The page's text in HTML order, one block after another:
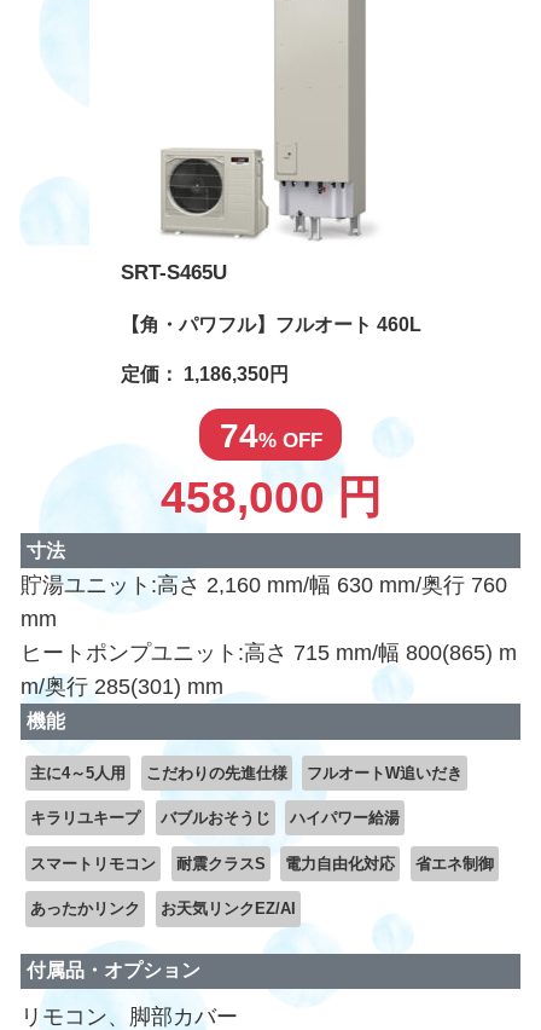
SRT-S465U
【角・パワフル】フルオート 460L
定価： 1,186,350円
74% OFF
458,000 円
寸法
貯湯ユニット:高さ 2,160 mm/幅 630 mm/奥行 760
mm
ヒートポンプユニット:高さ 715 mm/幅 800(865) m
m/奥行 285(301) mm
機能
主に4～5人用 こだわりの先進仕様 フルオートW追いだき
キラリユキープ バブルおそうじ ハイパワー給湯
スマートリモコン 耐震クラスS 電力自由化対応 省エネ制御
あったかリンク お天気リンクEZ/AI
付属品・オプション
リモコン、脚部カバー